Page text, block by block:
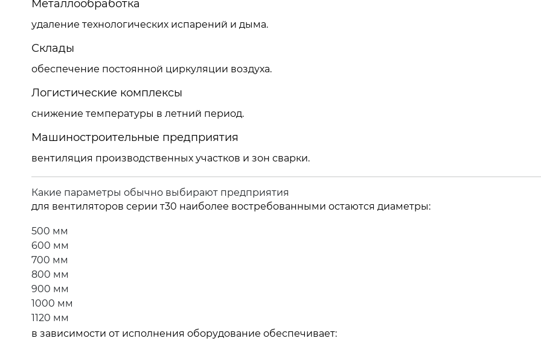
Металлообработка
удаление технологических испарений и дыма.
Склады
обеспечение постоянной циркуляции воздуха.
Логистические комплексы
снижение температуры в летний период.
Машиностроительные предприятия
вентиляция производственных участков и зон сварки.
Какие параметры обычно выбирают предприятия
для вентиляторов серии т30 наиболее востребованными остаются диаметры:
500 мм
600 мм
700 мм
800 мм
900 мм
1000 мм
1120 мм
в зависимости от исполнения оборудование обеспечивает: